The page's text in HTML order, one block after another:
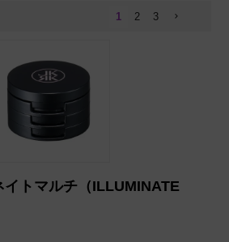
1 2 3
イトマルチ（ILLUMINATE